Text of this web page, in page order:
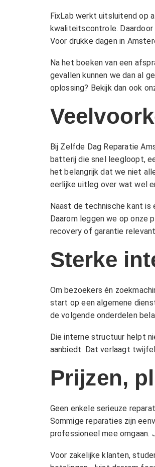
FixLab werkt uitsluitend op
kwaliteitscontrole.
Voor drukke dagen in
Na het boeken van een
gevallen kunnen we dan al
oplossing? Bekijk dan ook
Bij Zelfde Dag Reparatie
batterij die snel leegloopt,
het belangrijk dat we niet
eerlijke uitleg over wat wel
Naast de technische kant
Daarom leggen we op onze
recovery of garantie
Sterke
Om bezoekers én
start op een algemene
de volgende onderdelen
Die interne structuur helpt
aanbiedt. Dat verlaagt
Prijzen,
Geen enkele serieuze
Sommige reparaties zijn
professioneel mee omgaan.
Voor zakelijke klanten,